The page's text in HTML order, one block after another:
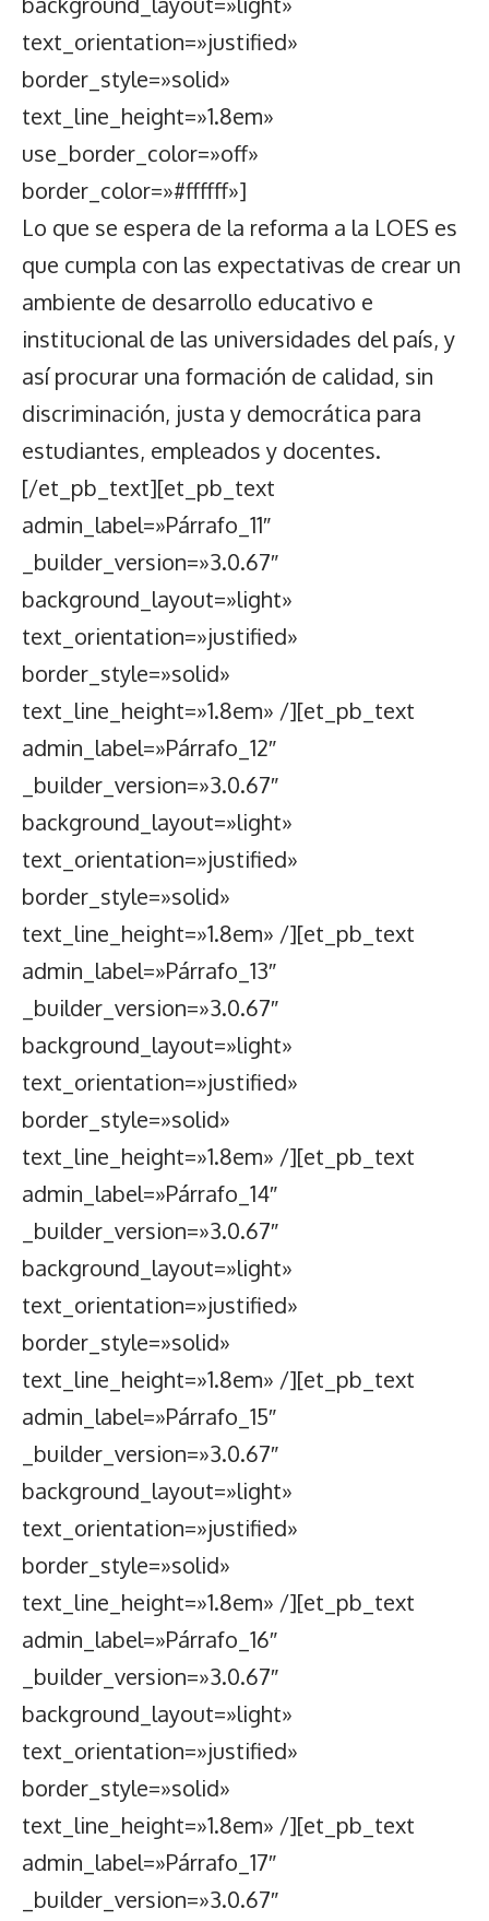
text_orientation=»justified»
border_style=»solid»
text_line_height=»1.8em»
use_border_color=»off»
border_color=»#ffffff»]
Lo que se espera de la reforma a la LOES es
que cumpla con las expectativas de crear un
ambiente de desarrollo educativo e
institucional de las universidades del país, y
así procurar una formación de calidad, sin
discriminación, justa y democrática para
estudiantes, empleados y docentes.
[/et_pb_text][et_pb_text
admin_label=»Párrafo_11″
_builder_version=»3.0.67″
background_layout=»light»
text_orientation=»justified»
border_style=»solid»
text_line_height=»1.8em» /][et_pb_text
admin_label=»Párrafo_12″
_builder_version=»3.0.67″
background_layout=»light»
text_orientation=»justified»
border_style=»solid»
text_line_height=»1.8em» /][et_pb_text
admin_label=»Párrafo_13″
_builder_version=»3.0.67″
background_layout=»light»
text_orientation=»justified»
border_style=»solid»
text_line_height=»1.8em» /][et_pb_text
admin_label=»Párrafo_14″
_builder_version=»3.0.67″
background_layout=»light»
text_orientation=»justified»
border_style=»solid»
text_line_height=»1.8em» /][et_pb_text
admin_label=»Párrafo_15″
_builder_version=»3.0.67″
background_layout=»light»
text_orientation=»justified»
border_style=»solid»
text_line_height=»1.8em» /][et_pb_text
admin_label=»Párrafo_16″
_builder_version=»3.0.67″
background_layout=»light»
text_orientation=»justified»
border_style=»solid»
text_line_height=»1.8em» /][et_pb_text
admin_label=»Párrafo_17″
_builder_version=»3.0.67″